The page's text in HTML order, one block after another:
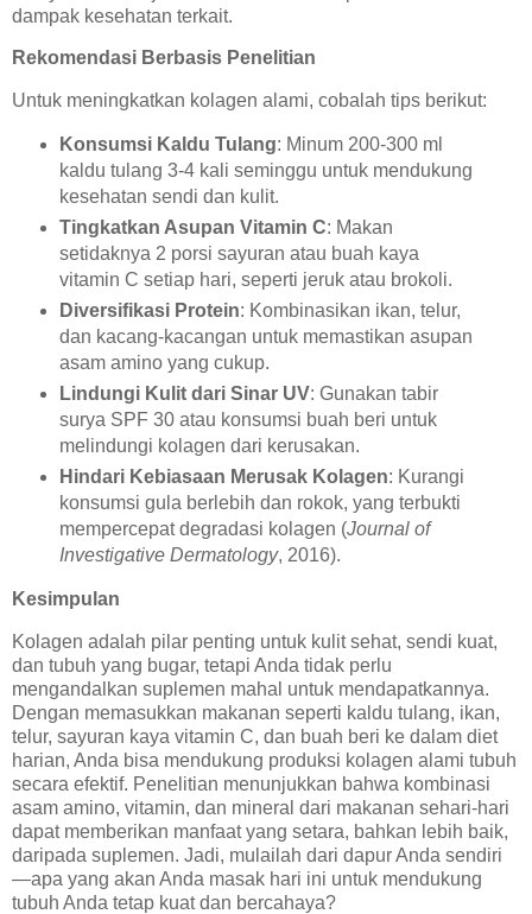
dampak kesehatan terkait.
Rekomendasi Berbasis Penelitian
Untuk meningkatkan kolagen alami, cobalah tips berikut:
Konsumsi Kaldu Tulang: Minum 200-300 ml
kaldu tulang 3-4 kali seminggu untuk mendukung
kesehatan sendi dan kulit.
Tingkatkan Asupan Vitamin C: Makan
setidaknya 2 porsi sayuran atau buah kaya
vitamin C setiap hari, seperti jeruk atau brokoli.
Diversifikasi Protein: Kombinasikan ikan, telur,
dan kacang-kacangan untuk memastikan asupan
asam amino yang cukup.
Lindungi Kulit dari Sinar UV: Gunakan tabir
surya SPF 30 atau konsumsi buah beri untuk
melindungi kolagen dari kerusakan.
Hindari Kebiasaan Merusak Kolagen: Kurangi
konsumsi gula berlebih dan rokok, yang terbukti
mempercepat degradasi kolagen (Journal of
Investigative Dermatology, 2016).
Kesimpulan
Kolagen adalah pilar penting untuk kulit sehat, sendi kuat,
dan tubuh yang bugar, tetapi Anda tidak perlu
mengandalkan suplemen mahal untuk mendapatkannya.
Dengan memasukkan makanan seperti kaldu tulang, ikan,
telur, sayuran kaya vitamin C, dan buah beri ke dalam diet
harian, Anda bisa mendukung produksi kolagen alami tubuh
secara efektif. Penelitian menunjukkan bahwa kombinasi
asam amino, vitamin, dan mineral dari makanan sehari-hari
dapat memberikan manfaat yang setara, bahkan lebih baik,
daripada suplemen. Jadi, mulailah dari dapur Anda sendiri
—apa yang akan Anda masak hari ini untuk mendukung
tubuh Anda tetap kuat dan bercahaya?